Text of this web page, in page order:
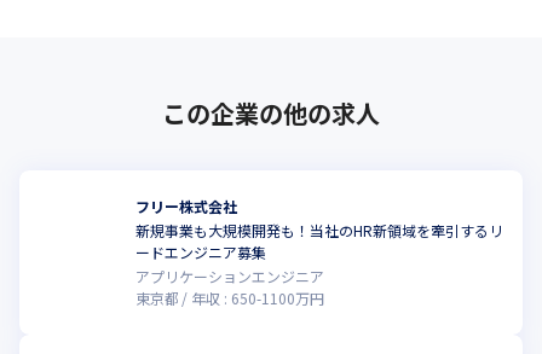
この企業の他の求人
フリー株式会社
新規事業も大規模開発も！当社のHR新領域を牽引するリ
ードエンジニア募集
アプリケーションエンジニア
東京都
年収 : 650-1100万円